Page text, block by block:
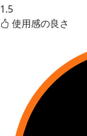
1.5
使用感の良さ